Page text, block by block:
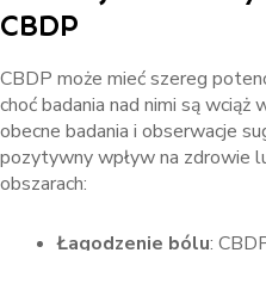
CBDP
CBDP może mieć szereg
choć badania nad nimi są wciąż
obecne badania i obserwacje
pozytywny wpływ na zdrowie
obszarach:
Łagodzenie bólu: